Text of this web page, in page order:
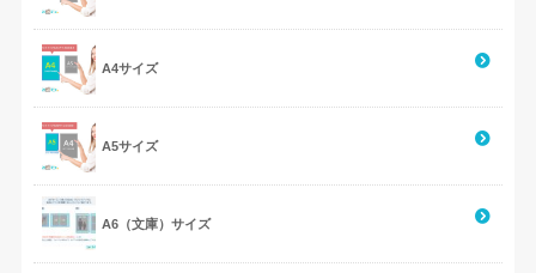
A4サイズ
A5サイズ
A6（文庫）サイズ